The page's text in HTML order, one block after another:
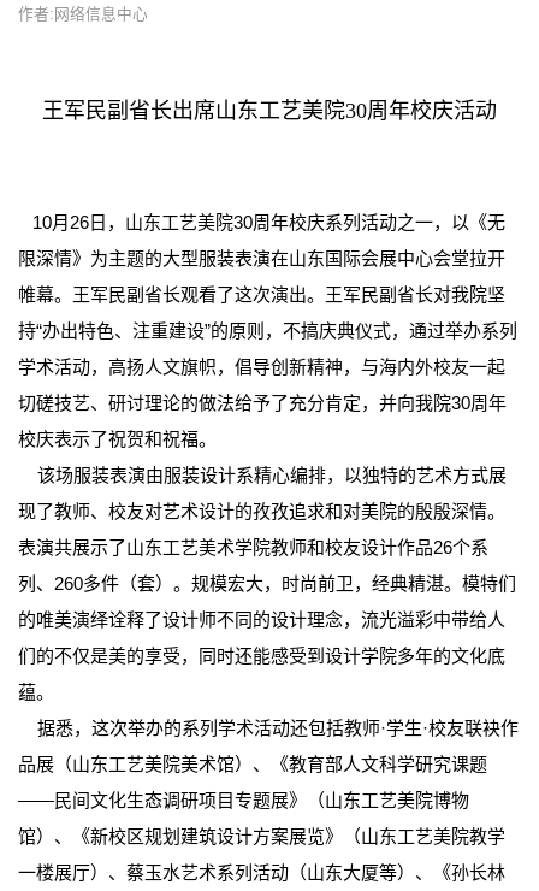
作者:网络信息中心
王军民副省长出席山东工艺美院30周年校庆活动
10月26日，山东工艺美院30周年校庆系列活动之一，以《无
限深情》为主题的大型服装表演在山东国际会展中心会堂拉开
帷幕。王军民副省长观看了这次演出。王军民副省长对我院坚
持“办出特色、注重建设”的原则，不搞庆典仪式，通过举办系列
学术活动，高扬人文旗帜，倡导创新精神，与海内外校友一起
切磋技艺、研讨理论的做法给予了充分肯定，并向我院30周年
校庆表示了祝贺和祝福。
该场服装表演由服装设计系精心编排，以独特的艺术方式展
现了教师、校友对艺术设计的孜孜追求和对美院的殷殷深情。
表演共展示了山东工艺美术学院教师和校友设计作品26个系
列、260多件（套）。规模宏大，时尚前卫，经典精湛。模特们
的唯美演绎诠释了设计师不同的设计理念，流光溢彩中带给人
们的不仅是美的享受，同时还能感受到设计学院多年的文化底
蕴。
据悉，这次举办的系列学术活动还包括教师·学生·校友联袂作
品展（山东工艺美院美术馆）、《教育部人文科学研究课题
——民间文化生态调研项目专题展》（山东工艺美院博物
馆）、《新校区规划建筑设计方案展览》（山东工艺美院教学
一楼展厅）、蔡玉水艺术系列活动（山东大厦等）、《孙长林